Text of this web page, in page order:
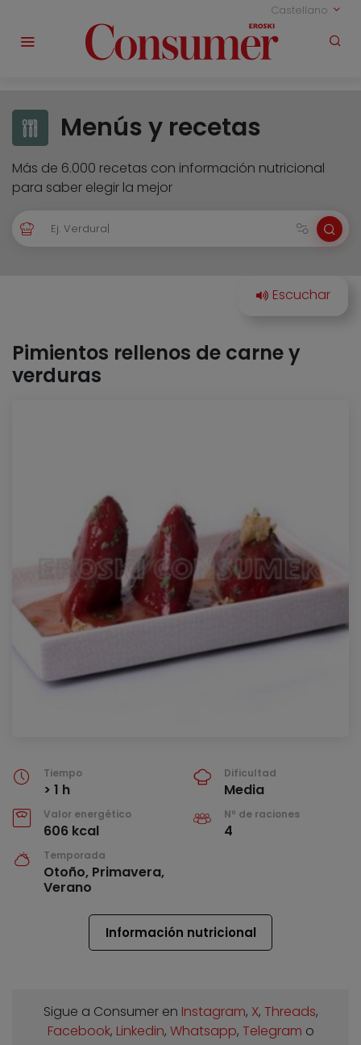
Castellano
Menús y recetas
Más de 6.000 recetas con información nutricional
para saber elegir la mejor
Pimientos rellenos de carne y
verduras
Tiempo
> 1 h
Dificultad
Media
Valor energético
606 kcal
Nº de raciones
4
Temporada
Otoño, Primavera,
Verano
Información nutricional
Sigue a Consumer en Instagram, X, Threads,
Facebook, Linkedin, Whatsapp, Telegram o